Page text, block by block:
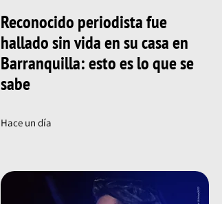
Reconocido periodista fue
hallado sin vida en su casa en
Barranquilla: esto es lo que se
sabe
Hace un día